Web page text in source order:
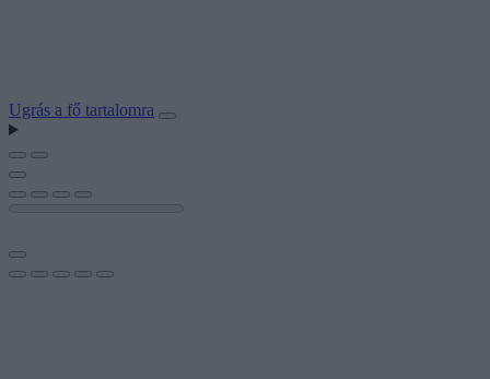
Ugrás a fő tartalomra